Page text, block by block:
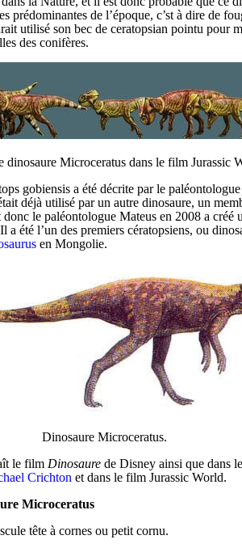
prédominantes de l’époque, c’st à dire de
utilisé son bec de ceratopsian pointu pour
des conifères.
dinosaure Microceratus dans le film Jurassic
gobiensis a été décrite par le
déjà utilisé par un autre dinosaure, un
le paléontologue Mateus en 2008 a créé
a été l’un des premiers cératopsiens, ou
en Mongolie.
Dinosaure Microceratus.
le film Dinosaure de Disney ainsi que dans
Crichton et dans le film Jurassic World.
Microceratus
tête à cornes ou petit cornu.